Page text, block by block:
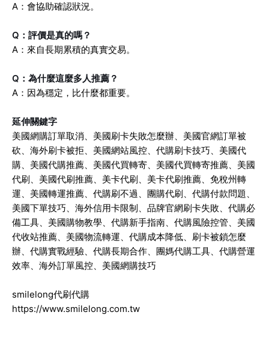
A：會協助確認狀況。
Q：評價是真的嗎？
A：來自長期累積的真實交易。
Q：為什麼這麼多人推薦？
A：因為穩定，比什麼都重要。
延伸關鍵字
美國網購訂單取消、美國刷卡失敗怎麼辦、美國官網訂單被
砍、海外刷卡被拒、美國網站風控、代購刷卡技巧、美國代
購、美國代購推薦、美國代買轉寄、美國代買轉寄推薦、美國
代刷、美國代刷推薦、美卡代刷、美卡代刷推薦、免稅州轉
運、美國轉運推薦、代購刷不過、團購代刷、代購付款問題、
美國下單技巧、海外信用卡限制、品牌官網刷卡失敗、代購必
備工具、美國購物教學、代購新手指南、代購風險控管、美國
代收站推薦、美國物流轉運、代購成本降低、刷卡被鎖怎麼
辦、代購實戰經驗、代購長期合作、團媽代購工具、代購營運
效率、海外訂單風控、美國網購技巧
smilelong代刷代購
https://www.smilelong.com.tw